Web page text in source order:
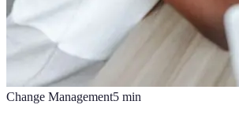
Change Management5 min